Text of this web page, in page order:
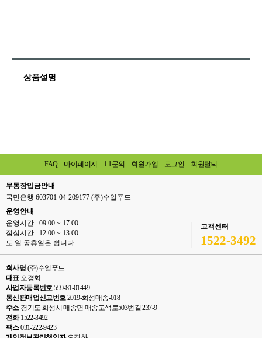
상품설명
FAQ 마이페이지 1:1문의 회원가입 로그인 회원탈퇴
무통장입금안내
국민은행 603701-04-209177 (주)수일푸드
운영안내
운영시간 : 09:00 ~ 17:00
점심시간 : 12:00 ~ 13:00
토.일.공휴일은 쉽니다.
고객센터
1522-3492
회사명 (주)수일푸드
대표오경화
사업자등록번호599-81-01449
통신판매업신고번호2019-화성매송-018
주소경기도 화성시 매송면 매송고색로503번길 237-9
전화1522-3492
팩스031-222-9423